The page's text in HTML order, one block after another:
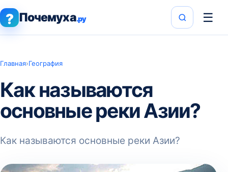
? Почемуха.ру ☰
Главная›География
Как называются
основные реки Азии?
Как называются основные реки Азии?